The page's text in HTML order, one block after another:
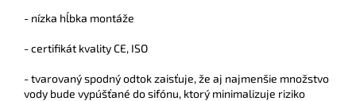
- nízka hĺbka montáže
- certifikát kvality CE, ISO
- tvarovaný spodný odtok zaisťuje, že aj najmenšie množstvo
vody bude vypúšťané do sifónu, ktorý minimalizuje riziko